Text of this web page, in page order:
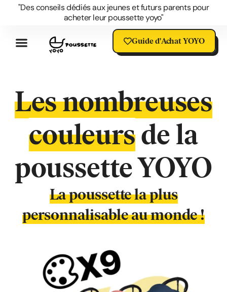
"Des conseils dédiés aux jeunes et futurs parents pour
acheter leur poussette yoyo"
Guide d'Achat YOYO
Les nombreuses
couleursde la
poussette YOYO
La poussette la plus
personnalisable au monde !